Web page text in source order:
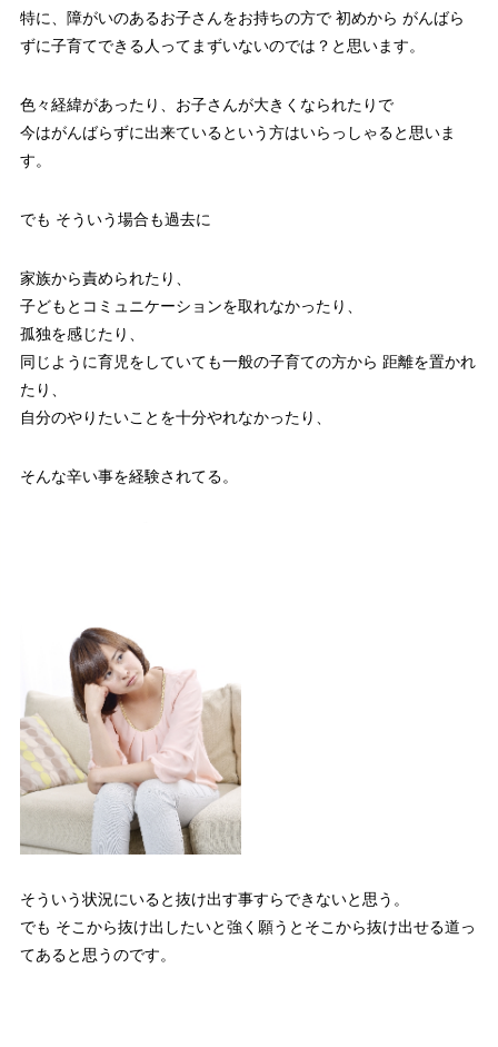
特に、障がいのあるお子さんをお持ちの方で 初めから がんばら
ずに子育てできる人ってまずいないのでは？と思います。
色々経緯があったり、お子さんが大きくなられたりで
今はがんばらずに出来ているという方はいらっしゃると思いま
す。
でも そういう場合も過去に
家族から責められたり、
子どもとコミュニケーションを取れなかったり、
孤独を感じたり、
同じように育児をしていても一般の子育ての方から 距離を置かれ
たり、
自分のやりたいことを十分やれなかったり、
そんな辛い事を経験されてる。
そういう状況にいると抜け出す事すらできないと思う。
でも そこから抜け出したいと強く願うとそこから抜け出せる道っ
てあると思うのです。